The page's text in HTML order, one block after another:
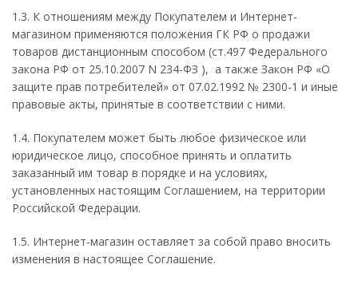
1.3. К отношениям между Покупателем и Интернет-
магазином применяются положения ГК РФ о продажи
товаров дистанционным способом (ст.497 Федерального
закона РФ от 25.10.2007 N 234-ФЗ ), а также Закон РФ «О
защите прав потребителей» от 07.02.1992 № 2300-1 и иные
правовые акты, принятые в соответствии с ними.
1.4. Покупателем может быть любое физическое или
юридическое лицо, способное принять и оплатить
заказанный им товар в порядке и на условиях,
установленныx настоящим Соглашением, на территории
Российской Федерации.
1.5. Интернет-магазин оставляет за собой право вносить
изменения в настоящее Соглашение.